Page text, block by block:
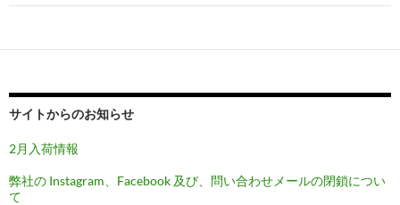
ゲ
ー
ョ
ン
サイトからのお知らせ
2月入荷情報
弊社の Instagram、Facebook 及び、問い合わせメールの閉鎖につい
て